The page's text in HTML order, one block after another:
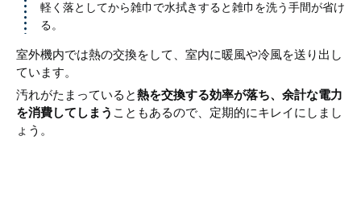
軽く落としてから雑巾で水拭きすると雑巾を洗う手間が省け
る。
室外機内では熱の交換をして、室内に暖風や冷風を送り出し
ています。
汚れがたまっていると熱を交換する効率が落ち、余計な電力
を消費してしまう こともあるので、定期的にキレイにしまし
ょう。